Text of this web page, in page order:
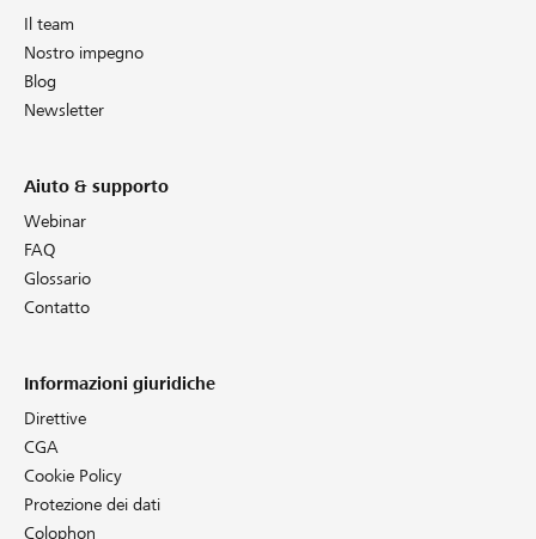
Il team
Nostro impegno
Blog
Newsletter
Aiuto & supporto
Webinar
FAQ
Glossario
Contatto
Informazioni giuridiche
Direttive
CGA
Cookie Policy
Protezione dei dati
Colophon